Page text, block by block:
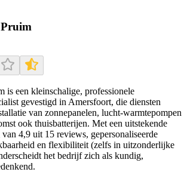
is een kleinschalige, professionele
gevestigd in Amersfoort, die diensten
van zonnepanelen, lucht‑warmtepompen
ook thuisbatterijen. Met een uitstekende
4,9 uit 15 reviews, gepersonaliseerde
en flexibiliteit (zelfs in uitzonderlijke
het bedrijf zich als kundig,